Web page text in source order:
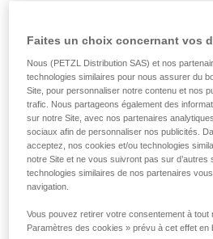
d'éclairage
ou
Privilégier la
puissance
d'éclairage au
détriment de
l'autonomie
La puissance d'éclairage d’une
deux paramètres indissociables,
Faites un choix concernant vos
Nous (PETZL Distribution SAS) et nos
technologies similaires pour nous assurer du
Site, pour personnaliser notre contenu et nos
trafic. Nous partageons également des
sur notre Site, avec nos partenaires
sociaux afin de personnaliser nos publicités.
acceptez, nos cookies et/ou technologies
notre Site et ne vous suivront pas sur
technologies similaires de nos partenaires
navigation.
Vous pouvez retirer votre consentement à tout
Paramètres des cookies » prévu à cet effet en